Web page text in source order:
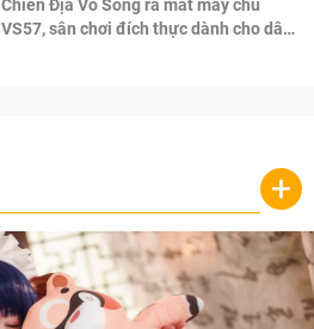
Chiến Địa Vô Song ra mắt máy chủ
VS57, sân chơi đích thực dành cho dân
+